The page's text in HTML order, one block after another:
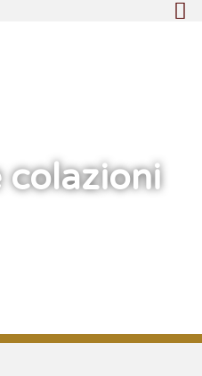
colazioni